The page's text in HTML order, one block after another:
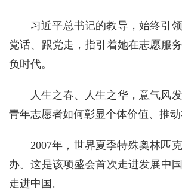
习近平总书记的教导，始终引
党话、跟党走，指引着她在志愿服
负时代。
人生之春、人生之华，意气风
青年志愿者如何彰显个体价值、推
2007年，世界夏季特殊奥林匹
办。这是该项盛会首次走进发展中
走进中国。